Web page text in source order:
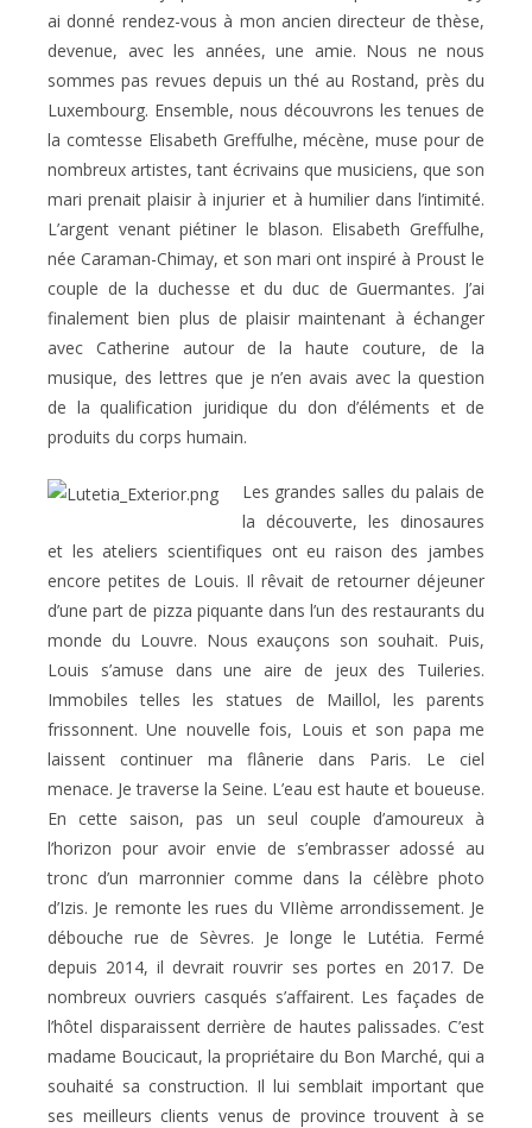
ai donné rendez-vous à mon ancien directeur de thèse,
devenue, avec les années, une amie. Nous ne nous
sommes pas revues depuis un thé au Rostand, près du
Luxembourg. Ensemble, nous découvrons les tenues de
la comtesse Elisabeth Greffulhe, mécène, muse pour de
nombreux artistes, tant écrivains que musiciens, que son
mari prenait plaisir à injurier et à humilier dans l’intimité.
L’argent venant piétiner le blason. Elisabeth Greffulhe,
née Caraman-Chimay, et son mari ont inspiré à Proust le
couple de la duchesse et du duc de Guermantes. J’ai
finalement bien plus de plaisir maintenant à échanger
avec Catherine autour de la haute couture, de la
musique, des lettres que je n’en avais avec la question
de la qualification juridique du don d’éléments et de
produits du corps humain.
Les grandes salles du palais de
la découverte, les dinosaures
et les ateliers scientifiques ont eu raison des jambes
encore petites de Louis. Il rêvait de retourner déjeuner
d’une part de pizza piquante dans l’un des restaurants du
monde du Louvre. Nous exauçons son souhait. Puis,
Louis s’amuse dans une aire de jeux des Tuileries.
Immobiles telles les statues de Maillol, les parents
frissonnent. Une nouvelle fois, Louis et son papa me
laissent continuer ma flânerie dans Paris. Le ciel
menace. Je traverse la Seine. L’eau est haute et boueuse.
En cette saison, pas un seul couple d’amoureux à
l’horizon pour avoir envie de s’embrasser adossé au
tronc d’un marronnier comme dans la célèbre photo
d’Izis. Je remonte les rues du VIIème arrondissement. Je
débouche rue de Sèvres. Je longe le Lutétia. Fermé
depuis 2014, il devrait rouvrir ses portes en 2017. De
nombreux ouvriers casqués s’affairent. Les façades de
l’hôtel disparaissent derrière de hautes palissades. C’est
madame Boucicaut, la propriétaire du Bon Marché, qui a
souhaité sa construction. Il lui semblait important que
ses meilleurs clients venus de province trouvent à se